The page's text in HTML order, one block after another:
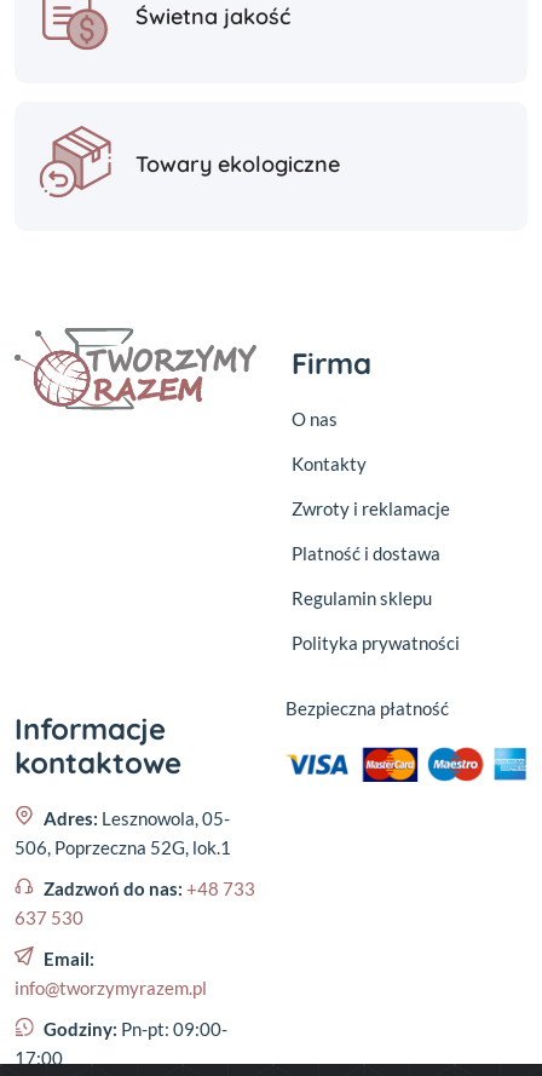
Świetna jakość
Towary ekologiczne
Firma
O nas
Kontakty
Zwroty i reklamacje
Platność i dostawa
Regulamin sklepu
Polityka prywatności
Informacje
kontaktowe
Adres: Lesznowola, 05-
506, Poprzeczna 52G, lok.1
Zadzwoń do nas: +48 733
637 530
Email:
info@tworzymyrazem.pl
Godziny: Pn-pt: 09:00-
17:00
Bezpieczna płatność